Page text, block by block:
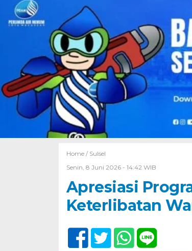
Home / Sulsel
Senin, 8 Juni 2026 - 14:42 WIB
Apresiasi
Keterlibatan